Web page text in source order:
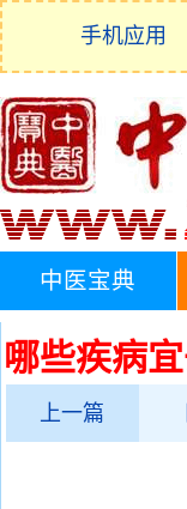
手机应用
中医宝典
哪些疾病
上一篇